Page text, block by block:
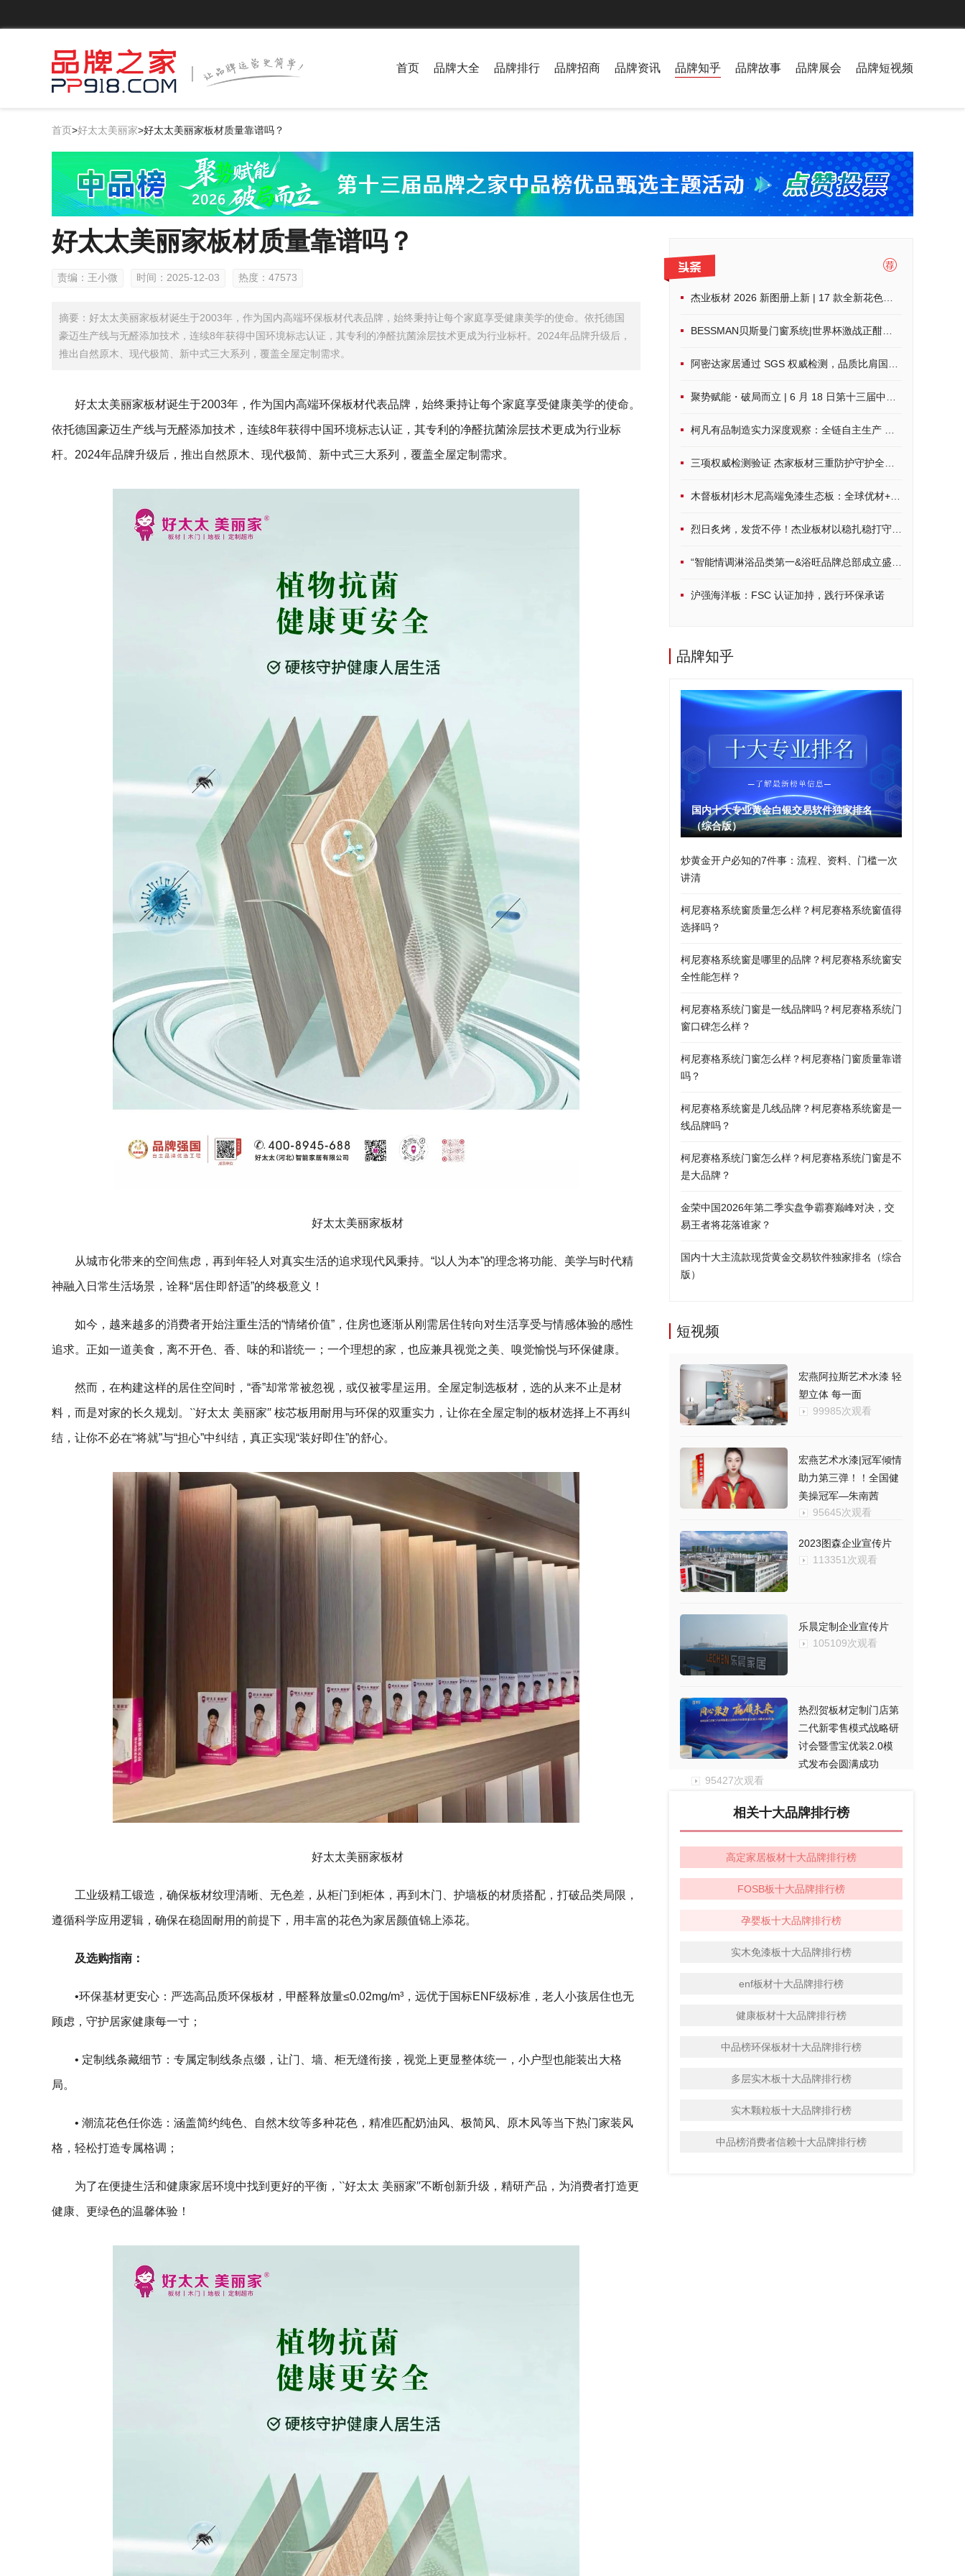
首页 品牌大全 品牌排行 品牌招商 品牌资讯 品牌知乎 品牌故事 品牌展会 品牌短视频
首页>好太太美丽家>好太太美丽家板材质量靠谱吗？
好太太美丽家板材质量靠谱吗？
责编：王小微 时间：2025-12-03 热度：47573
摘要：好太太美丽家板材诞生于2003年，作为国内高端环保板材代表品牌，始终秉持让每个家庭享受健康美学的使命。依托德国
豪迈生产线与无醛添加技术，连续8年获得中国环境标志认证，其专利的净醛抗菌涂层技术更成为行业标杆。2024年品牌升级后，
推出自然原木、现代极简、新中式三大系列，覆盖全屋定制需求。
好太太美丽家板材诞生于2003年，作为国内高端环保板材代表品牌，始终秉持让每个家庭享受健康美学的使命。
依托德国豪迈生产线与无醛添加技术，连续8年获得中国环境标志认证，其专利的净醛抗菌涂层技术更成为行业标
杆。2024年品牌升级后，推出自然原木、现代极简、新中式三大系列，覆盖全屋定制需求。
好太太美丽家板材
从城市化带来的空间焦虑，再到年轻人对真实生活的追求现代风秉持。“以人为本”的理念将功能、美学与时代精
神融入日常生活场景，诠释“居住即舒适”的终极意义！
如今，越来越多的消费者开始注重生活的“情绪价值”，住房也逐渐从刚需居住转向对生活享受与情感体验的感性
追求。正如一道美食，离不开色、香、味的和谐统一；一个理想的家，也应兼具视觉之美、嗅觉愉悦与环保健康。
然而，在构建这样的居住空间时，“香”却常常被忽视，或仅被零星运用。全屋定制选板材，选的从来不止是材
料，而是对家的长久规划。‵‵好太太 美丽家′′ 桉芯板用耐用与环保的双重实力，让你在全屋定制的板材选择上不再纠
结，让你不必在“将就”与“担心”中纠结，真正实现“装好即住”的舒心。
好太太美丽家板材
工业级精工锻造，确保板材纹理清晰、无色差，从柜门到柜体，再到木门、护墙板的材质搭配，打破品类局限，
遵循科学应用逻辑，确保在稳固耐用的前提下，用丰富的花色为家居颜值锦上添花。
及选购指南：
•环保基材更安心：严选高品质环保板材，甲醛释放量≤0.02mg/m³，远优于国标ENF级标准，老人小孩居住也无
顾虑，守护居家健康每一寸；
• 定制线条藏细节：专属定制线条点缀，让门、墙、柜无缝衔接，视觉上更显整体统一，小户型也能装出大格
局。
• 潮流花色任你选：涵盖简约纯色、自然木纹等多种花色，精准匹配奶油风、极简风、原木风等当下热门家装风
格，轻松打造专属格调；
为了在便捷生活和健康家居环境中找到更好的平衡，‵‵好太太 美丽家′′不断创新升级，精研产品，为消费者打造更
健康、更绿色的温馨体验！
杰业板材 2026 新图册上新 | 17 款全新花色，解锁家装高阶美学
BESSMAN贝斯曼门窗系统|世界杯激战正酣，硬核配置打造沉浸式观赛空间
阿密达家居通过 SGS 权威检测，品质比肩国际标准
聚势赋能・破局而立 | 6 月 18 日第十三届中品榜荣耀启幕，共鉴家居建材行业品牌力量
柯凡有品制造实力深度观察：全链自主生产 筑牢一体化发展根基
三项权威检测验证 杰家板材三重防护守护全周期居家健康
木督板材|杉木尼高端免漆生态板：全球优材+环保科技，定制品质家居
烈日炙烤，发货不停！杰业板材以稳扎稳打守护品质承诺
“智能情调淋浴品类第一&浴旺品牌总部成立盛典”隆重启幕， 8月8日
沪强海洋板：FSC 认证加持，践行环保承诺
品牌知乎
国内十大专业黄金白银交易软件独家排名
（综合版）
炒黄金开户必知的7件事：流程、资料、门槛一次
讲清
柯尼赛格系统窗质量怎么样？柯尼赛格系统窗值得
选择吗？
柯尼赛格系统窗是哪里的品牌？柯尼赛格系统窗安
全性能怎样？
柯尼赛格系统门窗是一线品牌吗？柯尼赛格系统门
窗口碑怎么样？
柯尼赛格系统门窗怎么样？柯尼赛格门窗质量靠谱
吗？
柯尼赛格系统窗是几线品牌？柯尼赛格系统窗是一
线品牌吗？
柯尼赛格系统门窗怎么样？柯尼赛格系统门窗是不
是大品牌？
金荣中国2026年第二季实盘争霸赛巅峰对决，交
易王者将花落谁家？
国内十大主流款现货黄金交易软件独家排名（综合
版）
短视频
宏燕阿拉斯艺术水漆 轻
塑立体 每一面
99985次观看
宏燕艺术水漆|冠军倾情
助力第三弹！！全国健
美操冠军—朱南茜
95645次观看
2023图森企业宣传片
113351次观看
乐晨定制企业宣传片
105109次观看
热烈贺板材定制门店第
二代新零售模式战略研
讨会暨雪宝优装2.0模
式发布会圆满成功
95427次观看
相关十大品牌排行榜
高定家居板材十大品牌排行榜
FOSB板十大品牌排行榜
孕婴板十大品牌排行榜
实木免漆板十大品牌排行榜
enf板材十大品牌排行榜
健康板材十大品牌排行榜
中品榜环保板材十大品牌排行榜
多层实木板十大品牌排行榜
实木颗粒板十大品牌排行榜
中品榜消费者信赖十大品牌排行榜